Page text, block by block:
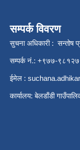
सम्पर्क विवरण
सुचना अधिकारी : सन्तोष
सम्पर्क नं.: +९७७-
ईमेल :
कार्यालय: बेलडाँडी